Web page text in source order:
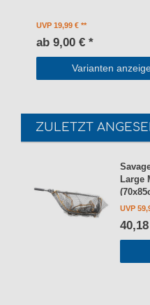
UVP 19,99 €
ab 9,00 € *
Varianten
ZULETZT
Large
UVP